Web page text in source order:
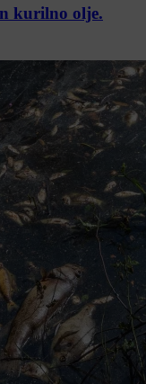
kurilno olje.